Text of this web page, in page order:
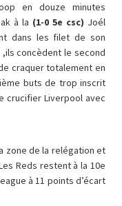
en douze minutes
à la (1-0 5e csc) Joél
dans les filet de son
concèdent le second
craquer totalement en
buts de trop inscrit
crucifier Liverpool avec
zone de la relégation et
Reds restent à la 10e
à 11 points d’écart